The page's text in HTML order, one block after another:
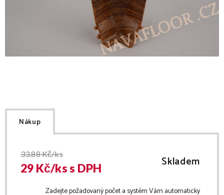
Nákup
33.88Kč/ks
29 Kč/kss DPH Skladem
Zadejte požadovaný počet a systém Vám automaticky